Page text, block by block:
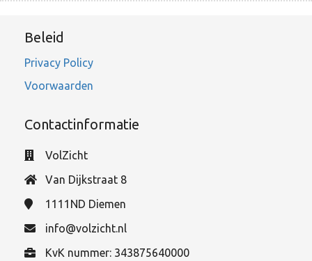
Beleid
Privacy Policy
Voorwaarden
Contactinformatie
VolZicht
Van Dijkstraat 8
1111ND Diemen
info@volzicht.nl
KvK nummer: 343875640000